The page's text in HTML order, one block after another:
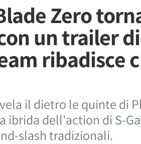
Zero
un trailer
ribadisce
il dietro le quinte di
ibrida dell'action di S-
slash tradizionali.